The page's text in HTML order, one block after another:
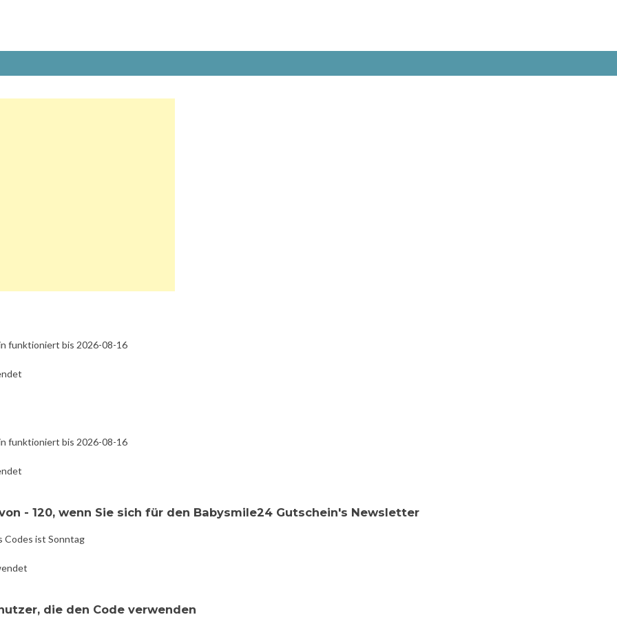
funktioniert bis 2026-08-16
funktioniert bis 2026-08-16
- 120, wenn Sie sich für den Babysmile24 Gutschein's Newsletter
Codes ist Sonntag
die den Code verwenden